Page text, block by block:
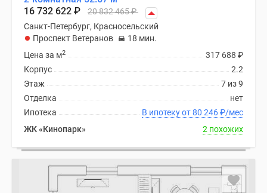
Коттеджные
поселки
ипотеку
Бизнес-
центры
Коттеджи
Траншевая
ипотека
16 732 622 ₽ 20 832 465₽
Санкт-Петербург, Красносельский
Проспект Ветеранов
18 мин.
317 688 ₽
Цена за м2
2.2
Корпус
7 из 9
Этаж
нет
Отделка
В ипотеку от 80 246₽/мес
Ипотека
ЖК «Кинопарк»
2 похожих